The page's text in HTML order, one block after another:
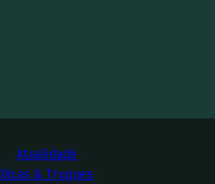
Atualidade
Dicas & Truques